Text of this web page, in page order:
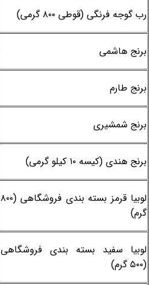
رب گوجه فرنگی (قوطی ۸۰۰ گرمی)
برنج هاشمی
برنج طارم
برنج شمشیری
برنج هندی (کیسه ۱۰ کیلو گرمی)
لوبیا قرمز بسته بندی فروشگاهی (۸۰۰
گرم)
لوبیا سفید بسته بندی فروشگاهی
(۵۰۰ گرم)